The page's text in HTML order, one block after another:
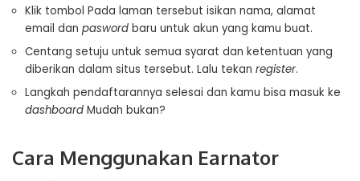
Klik tombol Pada laman tersebut isikan nama, alamat
email dan pasword baru untuk akun yang kamu buat.
Centang setuju untuk semua syarat dan ketentuan yang
diberikan dalam situs tersebut. Lalu tekan register.
Langkah pendaftarannya selesai dan kamu bisa masuk ke
dashboard Mudah bukan?
Cara Menggunakan Earnator